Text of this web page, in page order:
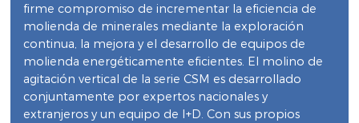
firme compromiso de incrementar la eficiencia de
molienda de minerales mediante la exploración
continua, la mejora y el desarrollo de equipos de
molienda energéticamente eficientes. El molino de
agitación vertical de la serie CSM es desarrollado
conjuntamente por expertos nacionales y
extranjeros y un equipo de I+D. Con sus propios